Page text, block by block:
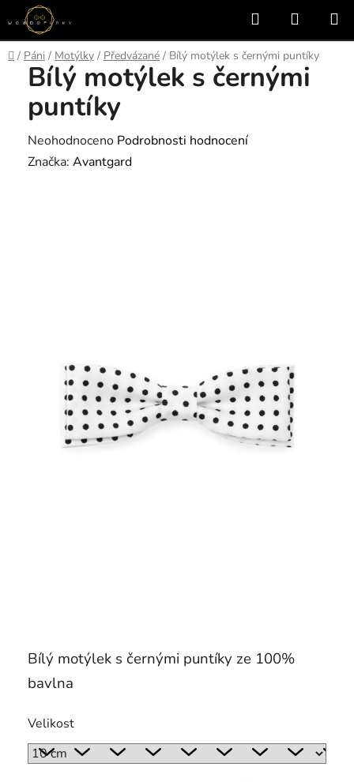
Přejít
na
obsah
Hledat
KOŠÍK
Domů
/ Páni / Motýlky / Předvázané / Bílý motýlek s černými puntíky
Bílý motýlek s černými puntíky ze 100%
bavlna
Velikost
Bílý motýlek s černými
puntíky
Průměrné
hodnocení
Neohodnoceno Podrobnosti hodnocení
Značka: Avantgard